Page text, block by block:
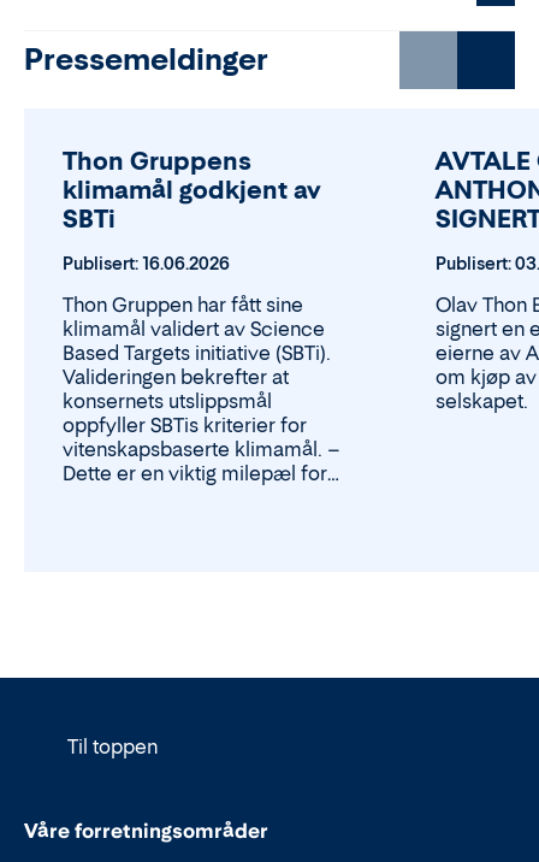
Pressemeldinger
Thon Gruppens
klimamål godkjent av
SBTi
Publisert:16.06.2026
Thon Gruppen har fått sine
klimamål validert av Science
Based Targets initiative (SBTi).
Valideringen bekrefter at
konsernets utslippsmål
oppfyller SBTis kriterier for
vitenskapsbaserte klimamål. –
Dette er en viktig milepæl for
Publisert:
Olav Thon
signert en
eierne av
om kjøp av
selskapet.
Til toppen
Våre forretningsområder